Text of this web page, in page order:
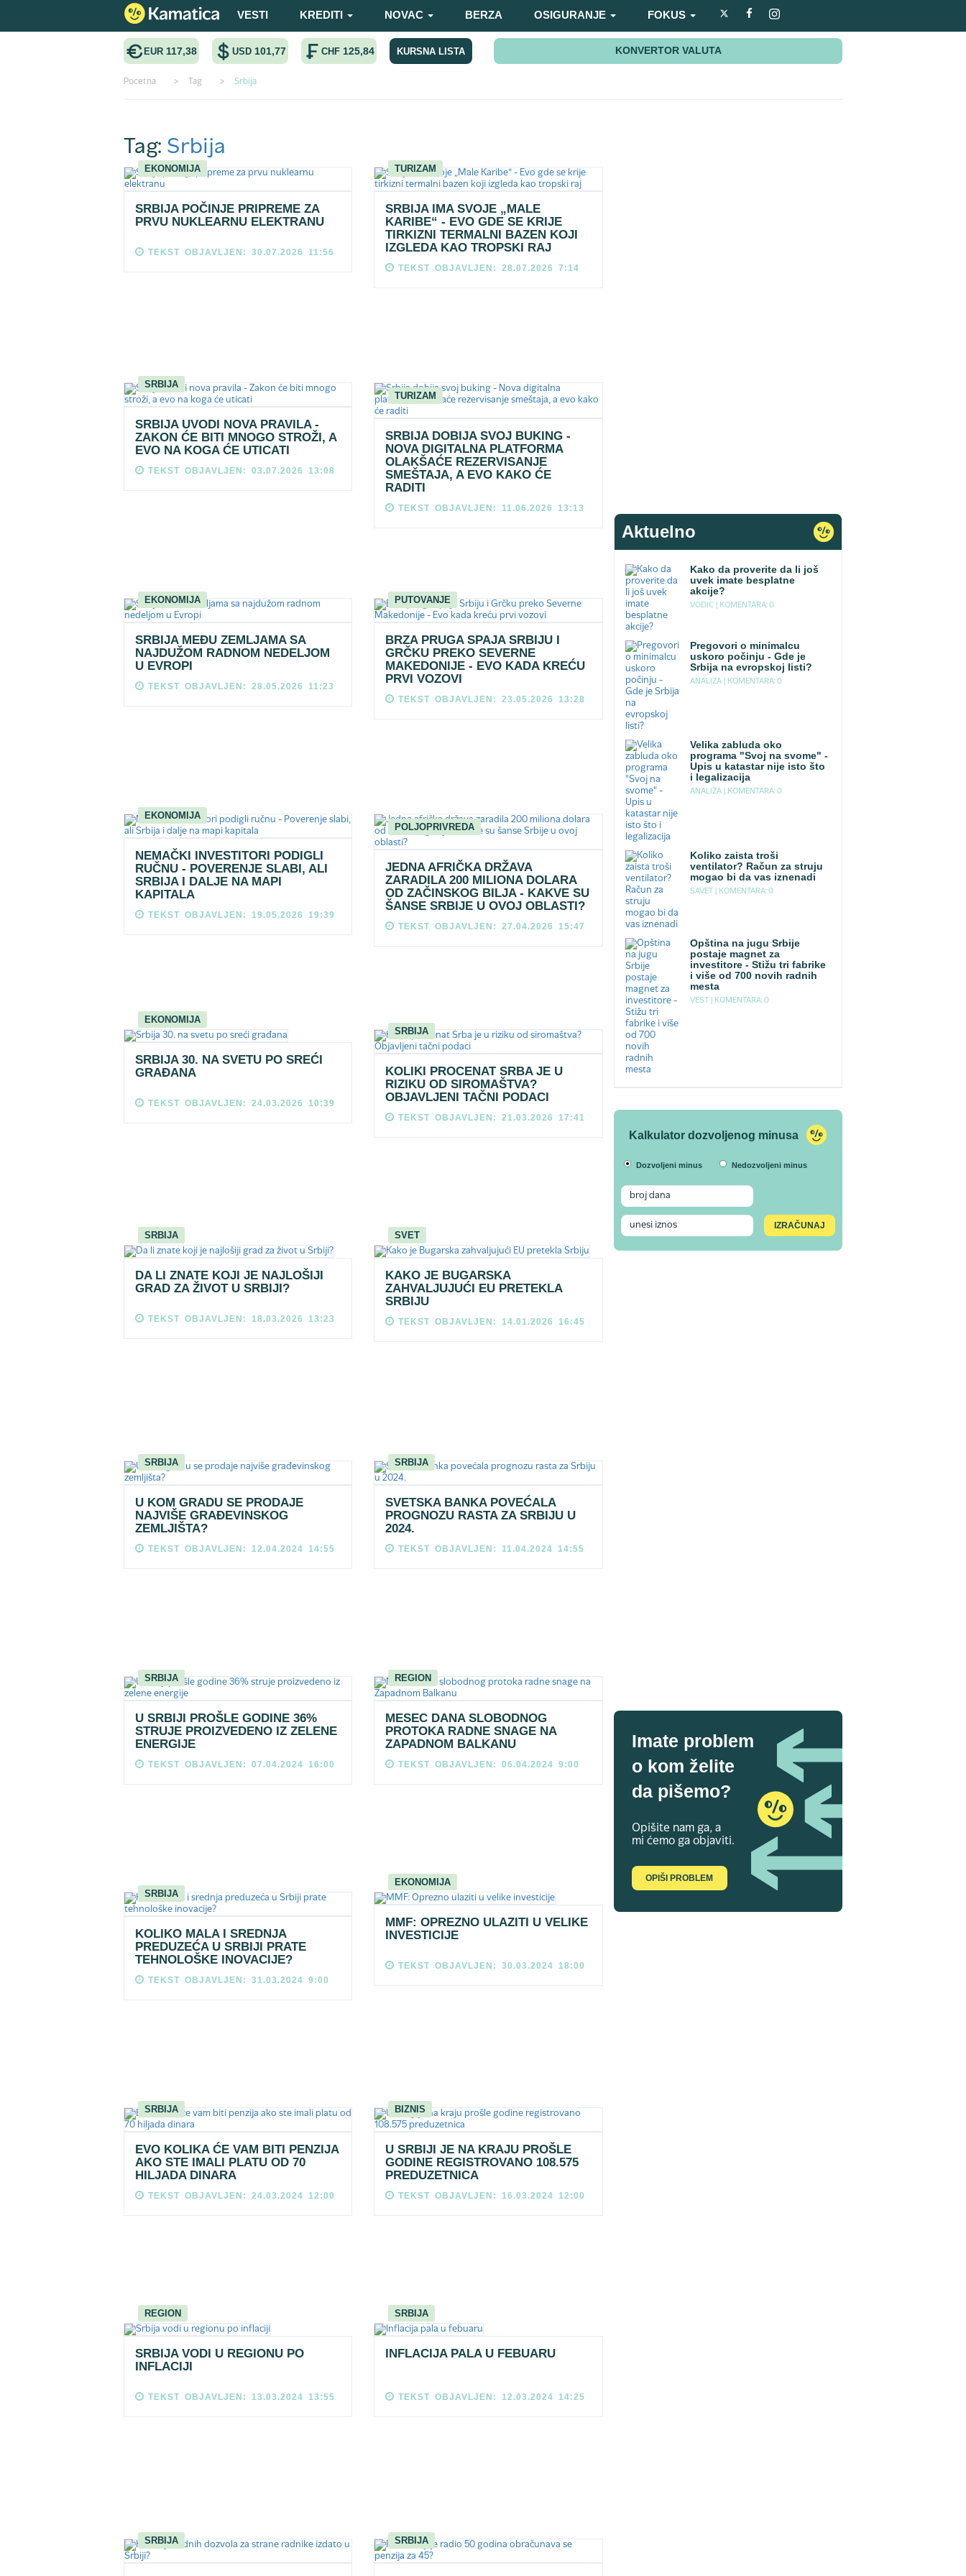
VESTI KREDITI NOVAC BERZA OSIGURANJE FOKUS
EUR 117,38 USD 101,77 CHF 125,84 KURSNA LISTA KONVERTOR VALUTA
Pocetna > Tag > Srbija
Tag: Srbija
EKONOMIJA
SRBIJA POČINJE PRIPREME ZA
PRVU NUKLEARNU ELEKTRANU
TEKST OBJAVLJEN: 30.07.2026 11:56
TURIZAM
SRBIJA IMA SVOJE „MALE
KARIBE“ - EVO GDE SE KRIJE
TIRKIZNI TERMALNI BAZEN KOJI
IZGLEDA KAO TROPSKI RAJ
TEKST OBJAVLJEN: 28.07.2026 7:14
SRBIJA
SRBIJA UVODI NOVA PRAVILA -
ZAKON ĆE BITI MNOGO STROŽI, A
EVO NA KOGA ĆE UTICATI
TEKST OBJAVLJEN: 03.07.2026 13:08
TURIZAM
SRBIJA DOBIJA SVOJ BUKING -
NOVA DIGITALNA PLATFORMA
OLAKŠAĆE REZERVISANJE
SMEŠTAJA, A EVO KAKO ĆE
RADITI
TEKST OBJAVLJEN: 11.06.2026 13:13
EKONOMIJA
SRBIJA MEĐU ZEMLJAMA SA
NAJDUŽOM RADNOM NEDELJOM
U EVROPI
TEKST OBJAVLJEN: 28.05.2026 11:23
PUTOVANJE
BRZA PRUGA SPAJA SRBIJU I
GRČKU PREKO SEVERNE
MAKEDONIJE - EVO KADA KREĆU
PRVI VOZOVI
TEKST OBJAVLJEN: 23.05.2026 13:28
EKONOMIJA
NEMAČKI INVESTITORI PODIGLI
RUČNU - POVERENJE SLABI, ALI
SRBIJA I DALJE NA MAPI
KAPITALA
TEKST OBJAVLJEN: 19.05.2026 19:39
POLJOPRIVREDA
JEDNA AFRIČKA DRŽAVA
ZARADILA 200 MILIONA DOLARA
OD ZAČINSKOG BILJA - KAKVE SU
ŠANSE SRBIJE U OVOJ OBLASTI?
TEKST OBJAVLJEN: 27.04.2026 15:47
EKONOMIJA
SRBIJA 30. NA SVETU PO SREĆI
GRAĐANA
TEKST OBJAVLJEN: 24.03.2026 10:39
SRBIJA
KOLIKI PROCENAT SRBA JE U
RIZIKU OD SIROMAŠTVA?
OBJAVLJENI TAČNI PODACI
TEKST OBJAVLJEN: 21.03.2026 17:41
SRBIJA
DA LI ZNATE KOJI JE NAJLOŠIJI
GRAD ZA ŽIVOT U SRBIJI?
TEKST OBJAVLJEN: 18.03.2026 13:23
SVET
KAKO JE BUGARSKA
ZAHVALJUJUĆI EU PRETEKLA
SRBIJU
TEKST OBJAVLJEN: 14.01.2026 16:45
SRBIJA
U KOM GRADU SE PRODAJE
NAJVIŠE GRAĐEVINSKOG
ZEMLJIŠTA?
TEKST OBJAVLJEN: 12.04.2024 14:55
SRBIJA
SVETSKA BANKA POVEĆALA
PROGNOZU RASTA ZA SRBIJU U
2024.
TEKST OBJAVLJEN: 11.04.2024 14:55
SRBIJA
U SRBIJI PROŠLE GODINE 36%
STRUJE PROIZVEDENO IZ ZELENE
ENERGIJE
TEKST OBJAVLJEN: 07.04.2024 16:00
REGION
MESEC DANA SLOBODNOG
PROTOKA RADNE SNAGE NA
ZAPADNOM BALKANU
TEKST OBJAVLJEN: 06.04.2024 9:00
SRBIJA
KOLIKO MALA I SREDNJA
PREDUZEĆA U SRBIJI PRATE
TEHNOLOŠKE INOVACIJE?
TEKST OBJAVLJEN: 31.03.2024 9:00
EKONOMIJA
MMF: OPREZNO ULAZITI U VELIKE
INVESTICIJE
TEKST OBJAVLJEN: 30.03.2024 18:00
SRBIJA
EVO KOLIKA ĆE VAM BITI PENZIJA
AKO STE IMALI PLATU OD 70
HILJADA DINARA
TEKST OBJAVLJEN: 24.03.2024 12:00
BIZNIS
U SRBIJI JE NA KRAJU PROŠLE
GODINE REGISTROVANO 108.575
PREDUZETNICA
TEKST OBJAVLJEN: 16.03.2024 12:00
REGION
SRBIJA VODI U REGIONU PO
INFLACIJI
TEKST OBJAVLJEN: 13.03.2024 13:55
SRBIJA
INFLACIJA PALA U FEBUARU
TEKST OBJAVLJEN: 12.03.2024 14:25
SRBIJA SRBIJA
Aktuelno
Kako da proverite da li još
uvek imate besplatne
akcije?
VODIC | KOMENTARA: 0
Pregovori o minimalcu
uskoro počinju - Gde je
Srbija na evropskoj listi?
ANALIZA | KOMENTARA: 0
Velika zabluda oko
programa "Svoj na svome" -
Upis u katastar nije isto što
i legalizacija
ANALIZA | KOMENTARA: 0
Koliko zaista troši
ventilator? Račun za struju
mogao bi da vas iznenadi
SAVET | KOMENTARA: 0
Opština na jugu Srbije
postaje magnet za
investitore - Stižu tri fabrike
i više od 700 novih radnih
mesta
VEST | KOMENTARA: 0
Kalkulator dozvoljenog minusa
Dozvoljeni minus Nedozvoljeni minus
Imate problem
o kom želite
da pišemo?
Opišite nam ga, a
mi ćemo ga objaviti.
OPIŠI PROBLEM